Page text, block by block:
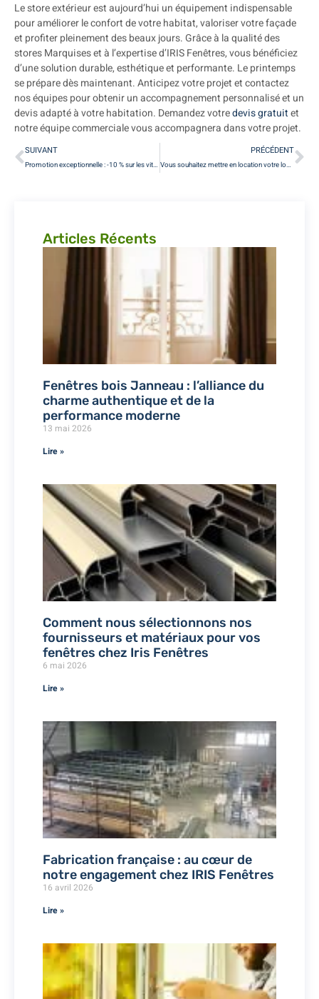
Le store extérieur est aujourd’hui un équipement indispensable
pour améliorer le confort de votre habitat, valoriser votre façade
et profiter pleinement des beaux jours. Grâce à la qualité des
stores Marquises et à l’expertise d’IRIS Fenêtres, vous bénéficiez
d’une solution durable, esthétique et performante. Le printemps
se prépare dès maintenant. Anticipez votre projet et contactez
nos équipes pour obtenir un accompagnement personnalisé et un
devis adapté à votre habitation. Demandez votredevis gratuitet
notre équipe commerciale vous accompagnera dans votre projet.
SUIVANT
Promotion exceptionnelle : -10 % sur les vitrages acoustiques 44.2 Silence Saint-Gobain
PRÉCÉDENT
Vous souhaitez mettre en location votre logement ? Pensez au DPE et à la rénovation de vos menuiseries
Articles Récents
Fenêtres bois Janneau : l’alliance du
charme authentique et de la
performance moderne
13 mai 2026
Lire »
Comment nous sélectionnons nos
fournisseurs et matériaux pour vos
fenêtres chez Iris Fenêtres
6 mai 2026
Lire »
Fabrication française : au cœur de
notre engagement chez IRIS Fenêtres
16 avril 2026
Lire »